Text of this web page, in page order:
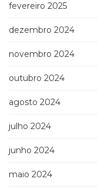
fevereiro 2025
dezembro 2024
novembro 2024
outubro 2024
agosto 2024
julho 2024
junho 2024
maio 2024